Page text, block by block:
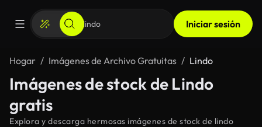
Iniciar sesión
Hogar Imágenes de Archivo Gratuitas Lindo
Imágenes de stock de Lindo
gratis
Explora y descarga hermosas imágenes de stock de lindo